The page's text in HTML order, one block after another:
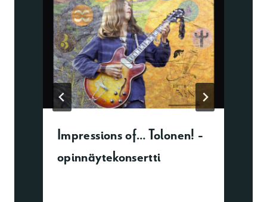
Impressions of… Tolonen! -
opinnäytekonsertti